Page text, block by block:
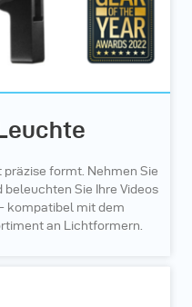
präzise formt. Nehmen Sie
Sie Ihre Videos
kompatibel mit dem
an Lichtformern.